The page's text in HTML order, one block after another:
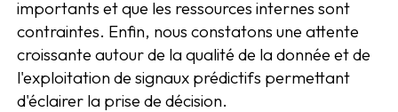
importants et que les ressources internes sont
contraintes. Enfin, nous constatons une attente
croissante autour de la qualité de la donnée et de
l'exploitation de signaux prédictifs permettant
d'éclairer la prise de décision.